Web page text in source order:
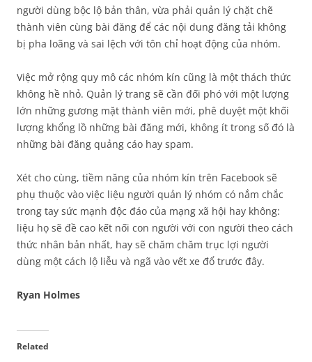
người dùng bộc lộ bản thân, vừa phải quản lý chặt chẽ
thành viên cùng bài đăng để các nội dung đăng tải không
bị pha loãng và sai lệch với tôn chỉ hoạt động của nhóm.
Việc mở rộng quy mô các nhóm kín cũng là một thách thức
không hề nhỏ. Quản lý trang sẽ cần đối phó với một lượng
lớn những gương mặt thành viên mới, phê duyệt một khối
lượng khổng lồ những bài đăng mới, không ít trong số đó là
những bài đăng quảng cáo hay spam.
Xét cho cùng, tiềm năng của nhóm kín trên Facebook sẽ
phụ thuộc vào việc liệu người quản lý nhóm có nắm chắc
trong tay sức mạnh độc đáo của mạng xã hội hay không:
liệu họ sẽ đề cao kết nối con người với con người theo cách
thức nhân bản nhất, hay sẽ chăm chăm trục lợi người
dùng một cách lộ liễu và ngã vào vết xe đổ trước đây.
Ryan Holmes
Related